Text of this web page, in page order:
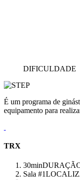
DIFICULDADE
É um programa de
equipamento para
TRX
30min
Sala #1